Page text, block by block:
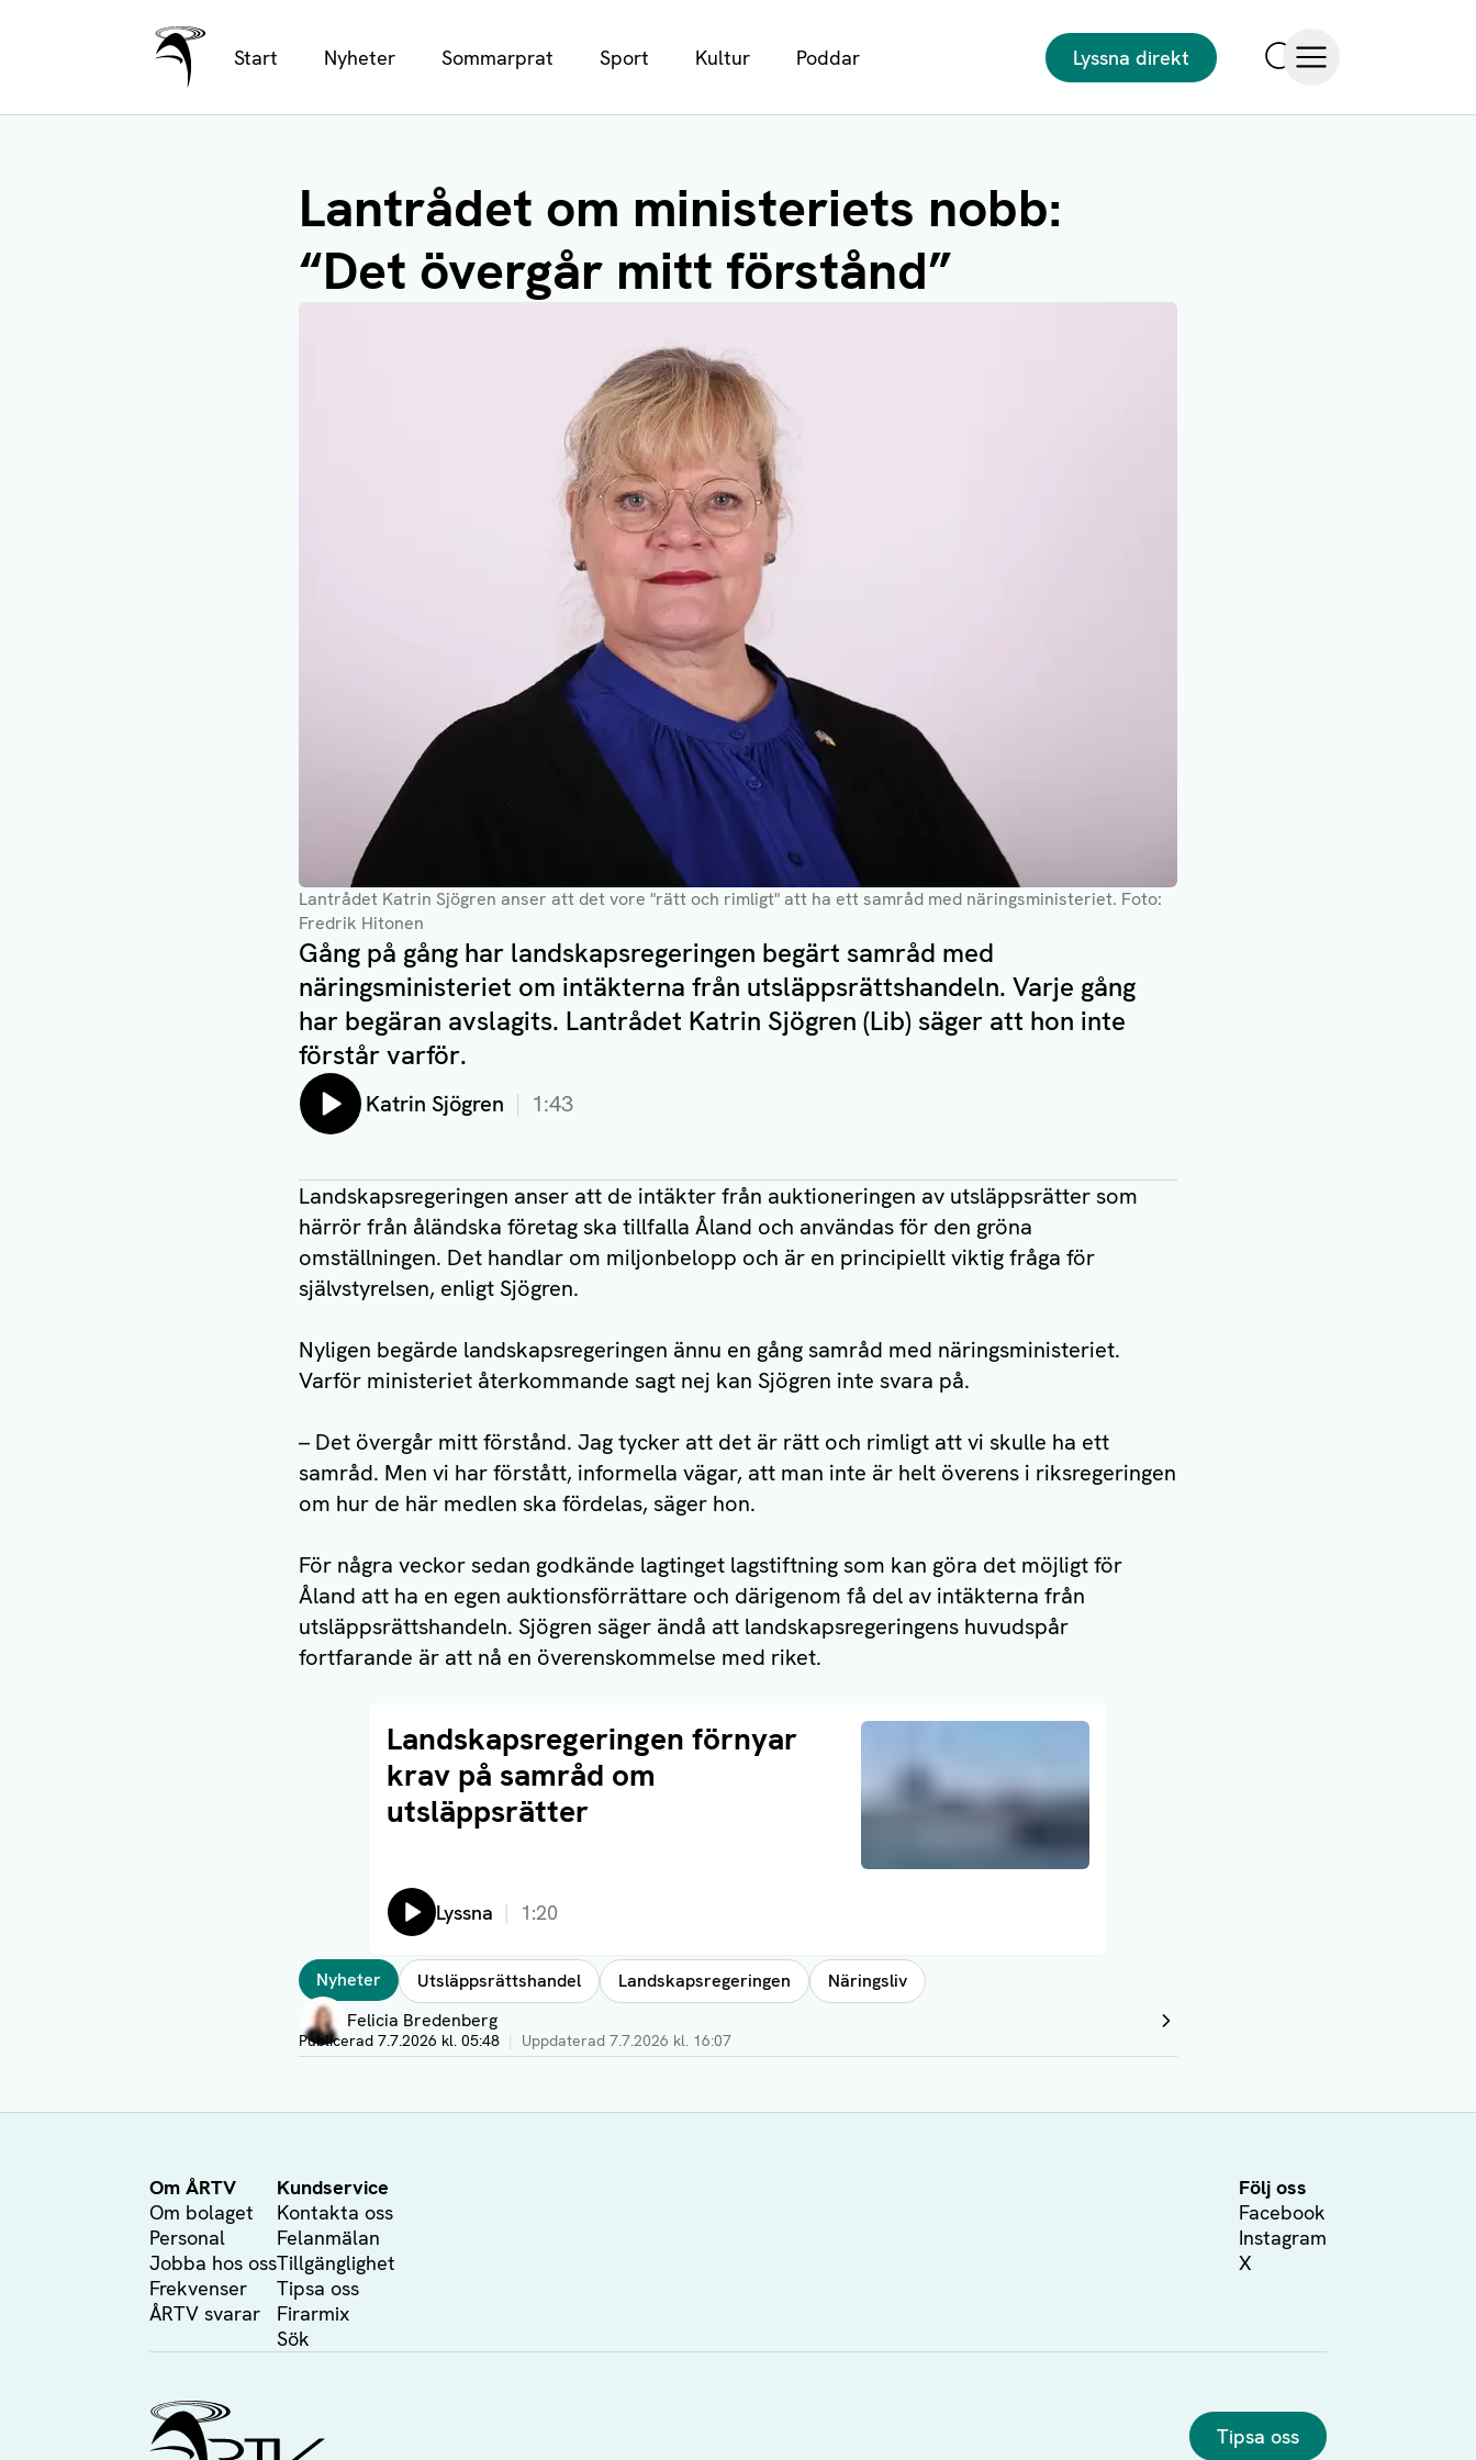
Ålands Radio & TV
Start Nyheter Sommarprat Sport Kultur Poddar
Lyssna direkt
Lantrådet om ministeriets nobb:
“Det övergår mitt förstånd”
Lantrådet Katrin Sjögren anser att det vore "rätt och rimligt" att ha ett samråd med näringsministeriet. Foto:
Fredrik Hitonen
Gång på gång har landskapsregeringen begärt samråd med
näringsministeriet om intäkterna från utsläppsrättshandeln. Varje gång
har begäran avslagits. Lantrådet Katrin Sjögren (Lib) säger att hon inte
förstår varför.
Lyssna på:
Katrin Sjögren 1:43
Landskapsregeringen anser att de intäkter från auktioneringen av utsläppsrätter som
härrör från åländska företag ska tillfalla Åland och användas för den gröna
omställningen. Det handlar om miljonbelopp och är en principiellt viktig fråga för
självstyrelsen, enligt Sjögren.
Nyligen begärde landskapsregeringen ännu en gång samråd med näringsministeriet.
Varför ministeriet återkommande sagt nej kan Sjögren inte svara på.
– Det övergår mitt förstånd. Jag tycker att det är rätt och rimligt att vi skulle ha ett
samråd. Men vi har förstått, informella vägar, att man inte är helt överens i riksregeringen
om hur de här medlen ska fördelas, säger hon.
För några veckor sedan godkände lagtinget lagstiftning som kan göra det möjligt för
Åland att ha en egen auktionsförrättare och därigenom få del av intäkterna från
utsläppsrättshandeln. Sjögren säger ändå att landskapsregeringens huvudspår
fortfarande är att nå en överenskommelse med riket.
Landskapsregeringen förnyar
krav på samråd om
utsläppsrätter
Läs artikel
Lyssna 1:20
TaggarNyheter Utsläppsrättshandel Landskapsregeringen Näringsliv
Författare
Felicia Bredenberg
Visa profil
Publicerad 7.7.2026 kl. 05:48 Uppdaterad 7.7.2026 kl. 16:07
Om ÅRTV
Om bolaget
Personal
Jobba hos oss
Frekvenser
ÅRTV svarar
Kundservice
Kontakta oss
Felanmälan
Tillgänglighet
Tipsa oss
Firarmix
Sök
Följ oss
Facebook
Instagram
X
Ålands Radio & TV
Tipsa oss